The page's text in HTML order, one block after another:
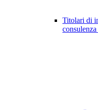
Titolari di
consulenza